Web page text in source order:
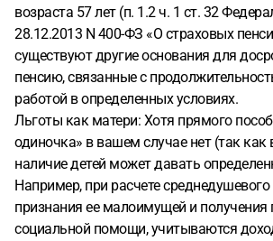
возраста 57 лет (п. 1.2 ч. 1 ст. 32
28.12.2013 N 400-ФЗ «О страховых
существуют другие основания для
пенсию, связанные с
работой в определенных условиях.
Льготы как матери: Хотя прямого
одиночка» в вашем случае нет (так как
наличие детей может давать
Например, при расчете
признания ее малоимущей и получения
социальной помощи, учитываются